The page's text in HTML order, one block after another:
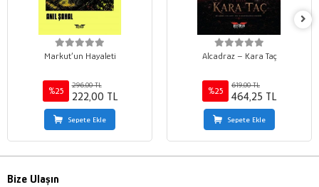
Markut’un Hayaleti
%25
296,00 TL
222,00 TL
Sepete Ekle
Alcadraz – Kara Taç
%25
619,00 TL
464,25 TL
Sepete Ekle
Bize Ulaşın